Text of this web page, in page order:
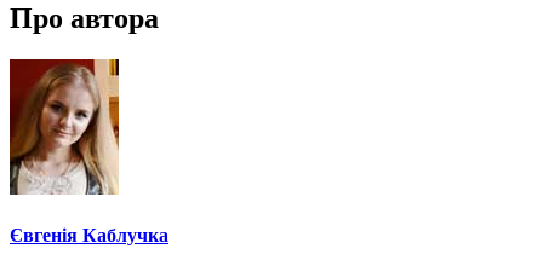
Про автора
Євгенія Каблучка